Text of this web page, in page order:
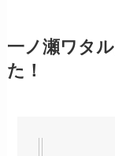
一ノ瀬ワタ
た！